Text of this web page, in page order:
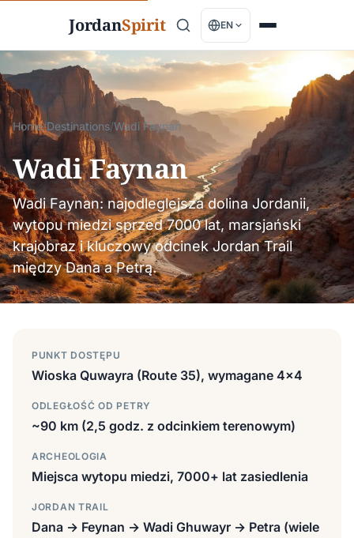
JordanSpirit EN
Home/Destinations/Wadi Faynan
Wadi Faynan
Wadi Faynan: najodleglejsza dolina Jordanii,
wytopu miedzi sprzed 7000 lat, marsjański
krajobraz i kluczowy odcinek Jordan Trail
między Dana a Petrą.
PUNKT DOSTĘPU
Wioska Quwayra (Route 35), wymagane 4×4
ODLEGŁOŚĆ OD PETRY
~90 km (2,5 godz. z odcinkiem terenowym)
ARCHEOLOGIA
Miejsca wytopu miedzi, 7000+ lat zasiedlenia
JORDAN TRAIL
Dana → Feynan → Wadi Ghuwayr → Petra (wiele